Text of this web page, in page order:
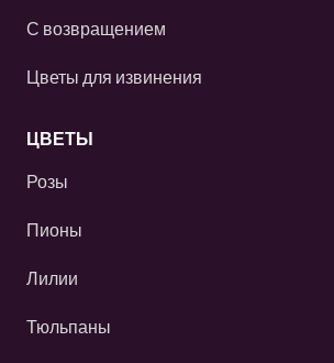
С возвращением
Цветы для извинения
ЦВЕТЫ
Розы
Пионы
Лилии
Тюльпаны